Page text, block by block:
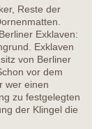
Reste der
Exklaven:
Exklaven
von Berliner
vor dem
wer einen
zu festgelegten
der Klingel die